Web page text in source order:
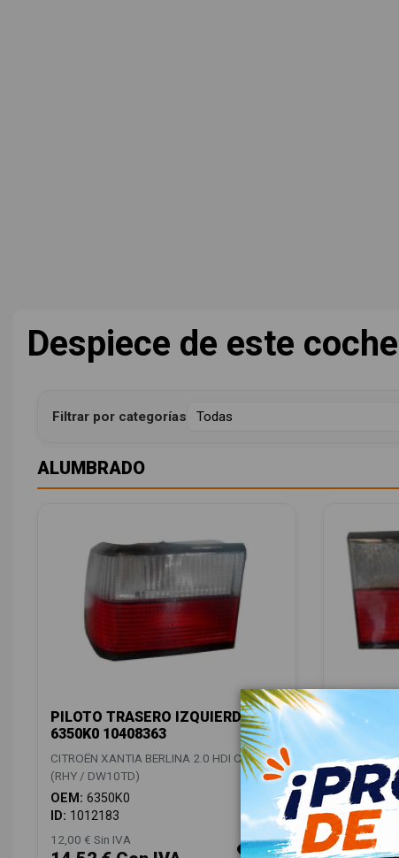
Despiece de este coche
Filtrar por categorías
ALUMBRADO
PILOTO TRASERO IZQUIERDO
6350K0 10408363
CITROËN XANTIA BERLINA 2.0 HDI CAT
(RHY / DW10TD)
OEM: 6350K0
ID: 1012183
12,00 € Sin IVA
PILOTO
CITROËN
(RHY /
OEM:
ID:
12,00 € Sin